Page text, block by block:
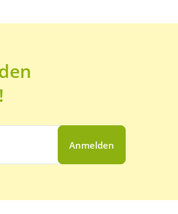
Anmelden